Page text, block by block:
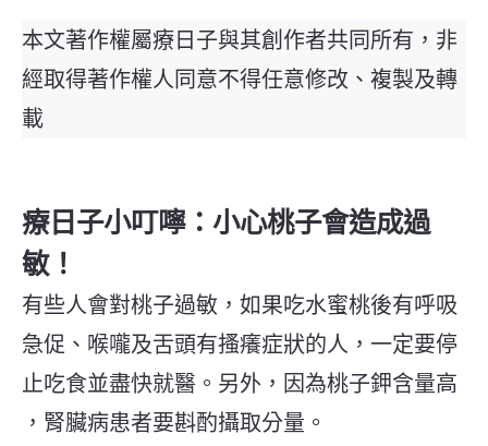
本文著作權屬療日子與其創作者共同所有，非
經取得著作權人同意不得任意修改、複製及轉
載
療日子小叮嚀：小心桃子會造成過
敏！
有些人會對桃子過敏，如果吃水蜜桃後有呼吸
急促、喉嚨及舌頭有搔癢症狀的人，一定要停
止吃食並盡快就醫。另外，因為桃子鉀含量高
，腎臟病患者要斟酌攝取分量。